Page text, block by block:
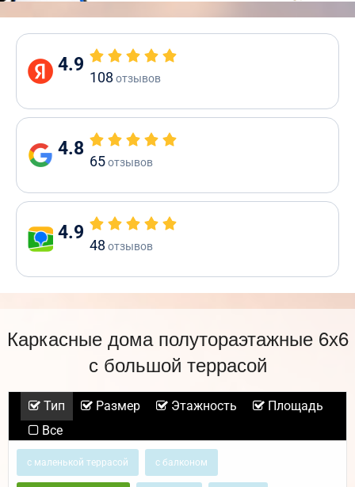
4.9
108 отзывов
4.8
65отзывов
4.9
48 отзывов
Каркасные дома полутораэтажные 6х6
с большой террасой
Тип Размер Этажность
Площадь
Все
с маленькой террасой с балконом